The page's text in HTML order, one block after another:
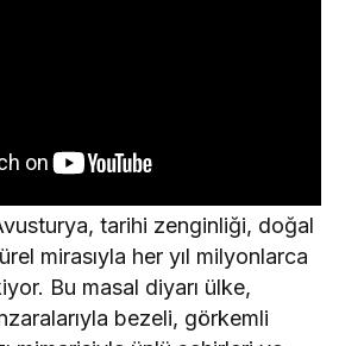
tarihi zenginliği, doğal
mirasıyla her yıl milyonlarca
Bu masal diyarı ülke,
bezeli, görkemli